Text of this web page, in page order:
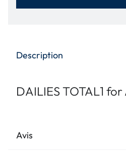
Description
DAILIES TOTAL1
Avis